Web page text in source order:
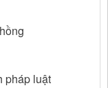
pháp luật